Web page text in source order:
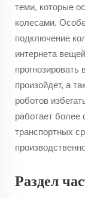
теми, которые
колесами.
подключение
интернета
прогнозировать
произойдет, а
роботов
работает более
транспортных
Раздел